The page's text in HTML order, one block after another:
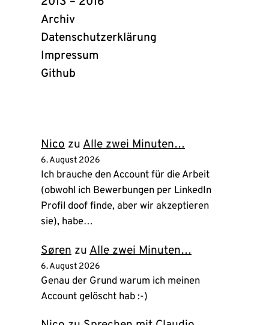
Archiv
Datenschutzerklärung
Impressum
Github
Nico zu Alle zwei Minuten…
6. August 2026
Ich brauche den Account für die Arbeit
(obwohl ich Bewerbungen per LinkedIn
Profil doof finde, aber wir akzeptieren
sie), habe…
Søren zu Alle zwei Minuten…
6. August 2026
Genau der Grund warum ich meinen
Account gelöscht hab :-)